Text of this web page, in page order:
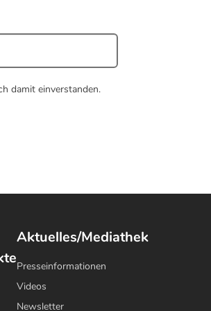
damit einverstanden.
Aktuelles/Mediathek
Presseinformationen
Videos
Newsletter